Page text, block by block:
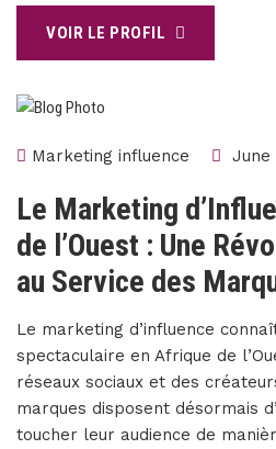
VOIR LE PROFIL
Marketing influence June
Le Marketing
de l’Ouest : Une
au Service des
Le marketing d’influence
spectaculaire en Afrique de
réseaux sociaux et des
marques disposent désormais
toucher leur audience de